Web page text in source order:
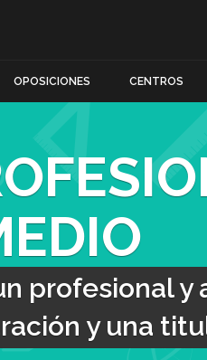
OPOSICIONES CENTROS
profesional y
y una